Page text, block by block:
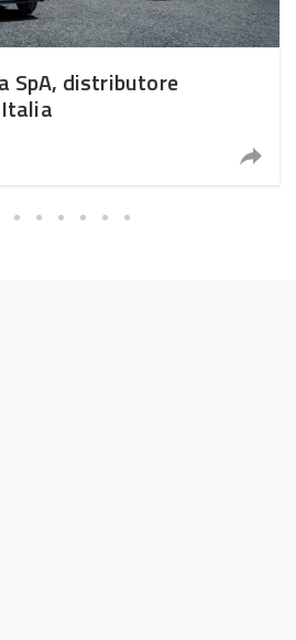
SpA, distributore